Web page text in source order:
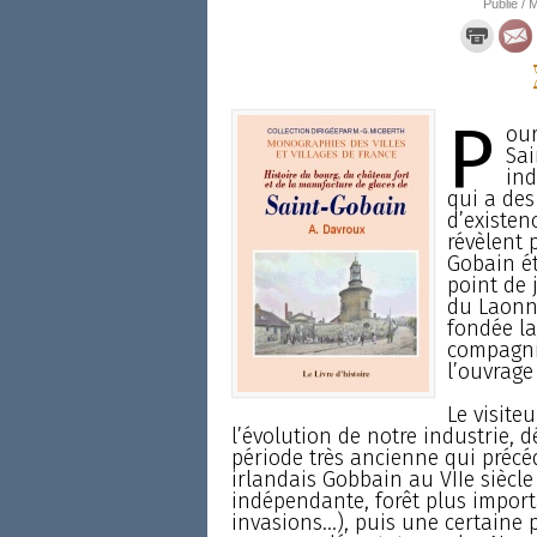
Publié /
P
qui a
révèlent
Gobain
point de
du
fondée
Le
l’évolution de notre industrie,
période très ancienne qui
irlandais Gobbain au VIIe
indépendante, forêt plus
invasions...), puis une certaine